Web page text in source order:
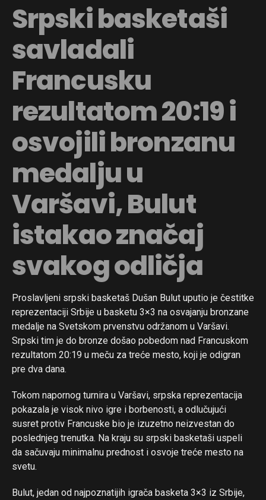
Srpski basketaši
savladali
Francusku
rezultatom 20:19 i
osvojili bronzanu
medalju u
Varšavi, Bulut
istakao značaj
svakog odličja
Proslavljeni srpski basketaš Dušan Bulut uputio je čestitke
reprezentaciji Srbije u basketu 3×3 na osvajanju bronzane
medalje na Svetskom prvenstvu održanom u Varšavi.
Srpski tim je do bronze došao pobedom nad Francuskom
rezultatom 20:19 u meču za treće mesto, koji je odigran
pre dva dana.
Tokom napornog turnira u Varšavi, srpska reprezentacija
pokazala je visok nivo igre i borbenosti, a odlučujući
susret protiv Francuske bio je izuzetno neizvestan do
poslednjeg trenutka. Na kraju su srpski basketaši uspeli
da sačuvaju minimalnu prednost i osvoje treće mesto na
svetu.
Bulut, jedan od najpoznatijih igrača basketa 3×3 iz Srbije,
Flipboard
Reddit
Pinterest
Email